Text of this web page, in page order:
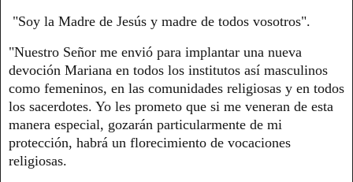
"Soy la Madre de Jesús y madre de todos vosotros".
"Nuestro Señor me envió para implantar una nueva
devoción Mariana en todos los institutos así masculinos
como femeninos, en las comunidades religiosas y en todos
los sacerdotes. Yo les prometo que si me veneran de esta
manera especial, gozarán particularmente de mi
protección, habrá un florecimiento de vocaciones
religiosas.